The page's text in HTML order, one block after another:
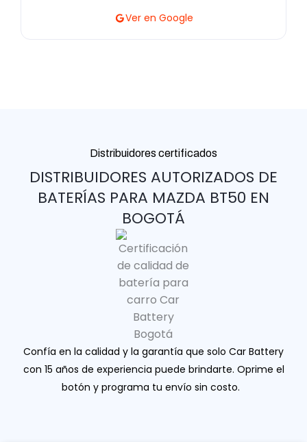
Ver en Google
Distribuidores certificados
DISTRIBUIDORES AUTORIZADOS DE
BATERÍAS PARA MAZDA BT50 EN
BOGOTÁ
Confía en la calidad y la garantía que solo Car Battery
con 15 años de experiencia puede brindarte. Oprime el
botón y programa tu envío sin costo.